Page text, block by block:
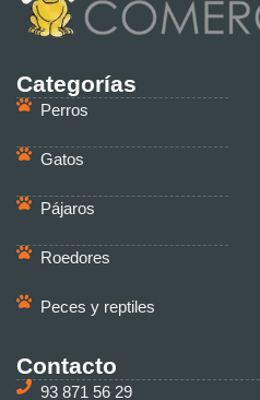
Categorías
Perros
Gatos
Pájaros
Roedores
Peces y reptiles
Contacto
93 871 56 29